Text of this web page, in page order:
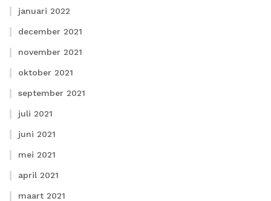
januari 2022
december 2021
november 2021
oktober 2021
september 2021
juli 2021
juni 2021
mei 2021
april 2021
maart 2021